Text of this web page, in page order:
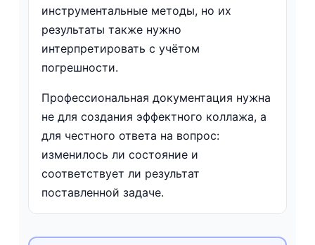
инструментальные методы, но их
результаты также нужно
интерпретировать с учётом
погрешности.
Профессиональная документация нужна
не для создания эффектного коллажа, а
для честного ответа на вопрос:
изменилось ли состояние и
соответствует ли результат
поставленной задаче.